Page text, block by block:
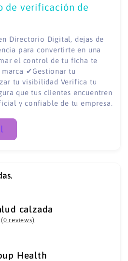
de verificación de
Directorio Digital, dejas de
para convertirte en una
el control de tu ficha te
✔Gestionar tu
tu visibilidad Verifica tu
que tus clientes encuentren
y confiable de tu empresa.
calzada
(0 reviews)
Health